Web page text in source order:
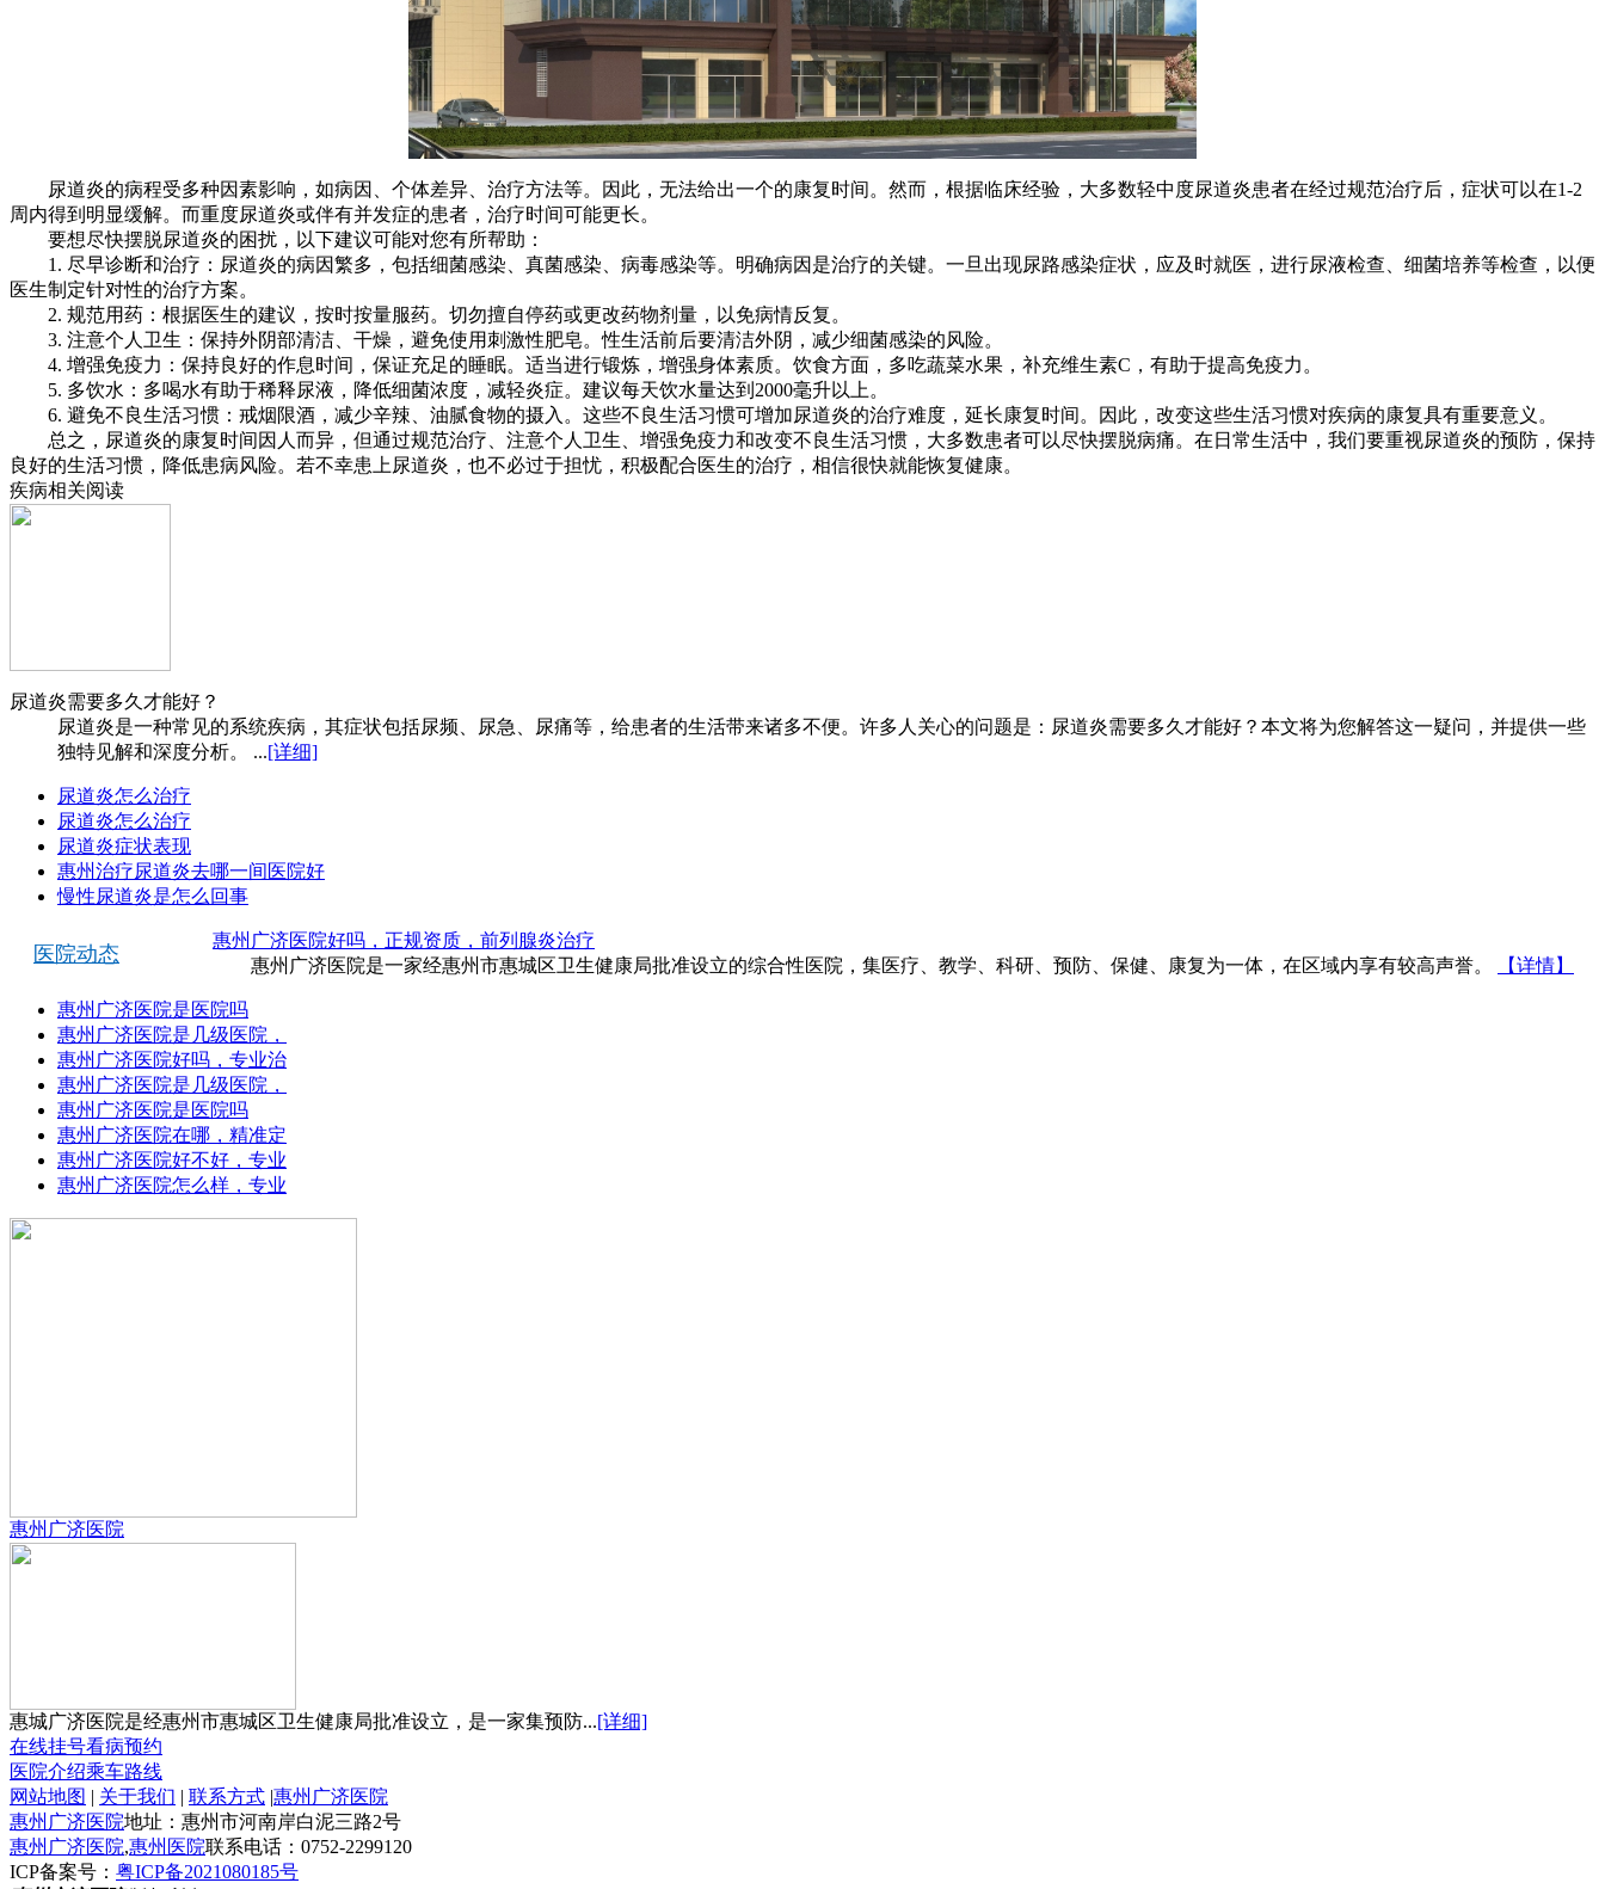
尿道炎的病程受多种因素影响，如病因、个体差异、治疗方法等。因此，无法给出一个的康复时间。然而，根据临床经验，大多数轻中度尿道炎患者在经过规范治疗后，症状可以在1-2
周内得到明显缓解。而重度尿道炎或伴有并发症的患者，治疗时间可能更长。
要想尽快摆脱尿道炎的困扰，以下建议可能对您有所帮助：
1. 尽早诊断和治疗：尿道炎的病因繁多，包括细菌感染、真菌感染、病毒感染等。明确病因是治疗的关键。一旦出现尿路感染症状，应及时就医，进行尿液检查、细菌培养等检查，以便
医生制定针对性的治疗方案。
2. 规范用药：根据医生的建议，按时按量服药。切勿擅自停药或更改药物剂量，以免病情反复。
3. 注意个人卫生：保持外阴部清洁、干燥，避免使用刺激性肥皂。性生活前后要清洁外阴，减少细菌感染的风险。
4. 增强免疫力：保持良好的作息时间，保证充足的睡眠。适当进行锻炼，增强身体素质。饮食方面，多吃蔬菜水果，补充维生素C，有助于提高免疫力。
5. 多饮水：多喝水有助于稀释尿液，降低细菌浓度，减轻炎症。建议每天饮水量达到2000毫升以上。
6. 避免不良生活习惯：戒烟限酒，减少辛辣、油腻食物的摄入。这些不良生活习惯可增加尿道炎的治疗难度，延长康复时间。因此，改变这些生活习惯对疾病的康复具有重要意义。
总之，尿道炎的康复时间因人而异，但通过规范治疗、注意个人卫生、增强免疫力和改变不良生活习惯，大多数患者可以尽快摆脱病痛。在日常生活中，我们要重视尿道炎的预防，保持
良好的生活习惯，降低患病风险。若不幸患上尿道炎，也不必过于担忧，积极配合医生的治疗，相信很快就能恢复健康。
疾病相关阅读
尿道炎需要多久才能好？
尿道炎是一种常见的系统疾病，其症状包括尿频、尿急、尿痛等，给患者的生活带来诸多不便。许多人关心的问题是：尿道炎需要多久才能好？本文将为您解答这一疑问，并提供一些
独特见解和深度分析。 ...[详细]
尿道炎怎么治疗
尿道炎怎么治疗
尿道炎症状表现
惠州治疗尿道炎去哪一间医院好
慢性尿道炎是怎么回事
医院动态
惠州广济医院好吗，正规资质，前列腺炎治疗
惠州广济医院是一家经惠州市惠城区卫生健康局批准设立的综合性医院，集医疗、教学、科研、预防、保健、康复为一体，在区域内享有较高声誉。
【详情】
惠州广济医院是医院吗
惠州广济医院是几级医院，
惠州广济医院好吗，专业治
惠州广济医院是几级医院，
惠州广济医院是医院吗
惠州广济医院在哪，精准定
惠州广济医院好不好，专业
惠州广济医院怎么样，专业
惠州广济医院
惠城广济医院是经惠州市惠城区卫生健康局批准设立，是一家集预防...[详细]
在线挂号看病预约
医院介绍乘车路线
网站地图 | 关于我们 | 联系方式 |惠州广济医院
惠州广济医院地址：惠州市河南岸白泥三路2号
惠州广济医院,惠州医院联系电话：0752-2299120
ICP备案号： 粤ICP备2021080185号